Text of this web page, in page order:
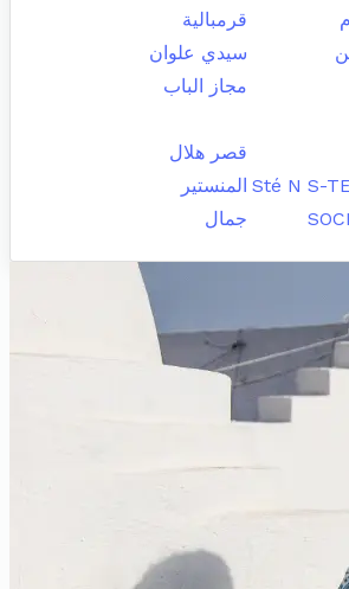
قرمبالية
سيدي علوان
مجاز الباب
قصر هلال
Sté N S- المنستير
جمال